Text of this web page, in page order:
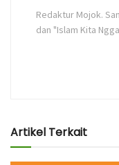
Redaktur Mojok.
dan "Islam Kita
Artikel Terkait